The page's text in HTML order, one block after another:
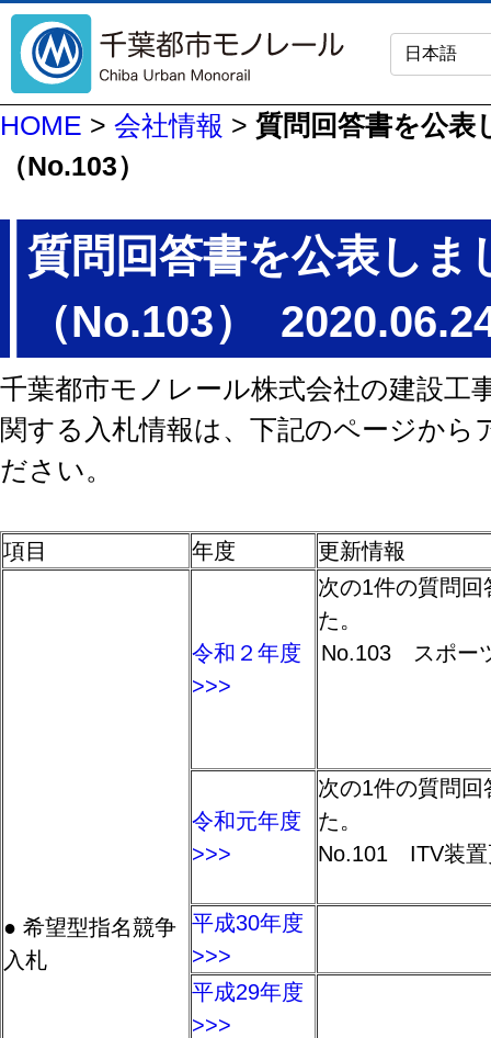
HOME > 会社情報 > 質問回答書を公表
（No.103）
質問回答書を公表しま
（No.103）
千葉都市モノレール株式会社の建設工
関する入札情報は、下記のページから
ださい。
項目 年度 更新情報
● 希望型指名競争
入札
令和２年度
>>>
次の1件の質問
た。
No.103 スポー
令和元年度
>>>
次の1件の質問
た。
No.101 ITV装置
平成30年度
>>>
平成29年度
>>>